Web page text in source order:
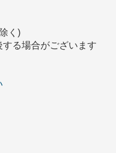
く)
る場合がございます